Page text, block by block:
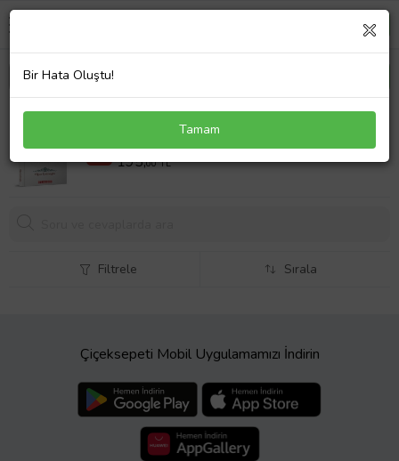
Hz. Ali ve Alevilik
%25 260 TL
195,00 TL
Filtrele Sırala
Çiçeksepeti Mobil Uygulamamızı İndirin
Bir Hata Oluştu!
Tamam